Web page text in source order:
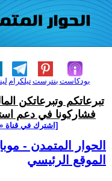
تيلكرامبنترست بودكاست
تبرعاتكم وتبرعاتكن
فشاركونا في دعم
[اشترك في قناة
الحوار المتمدن -
الموقع الرئيسي